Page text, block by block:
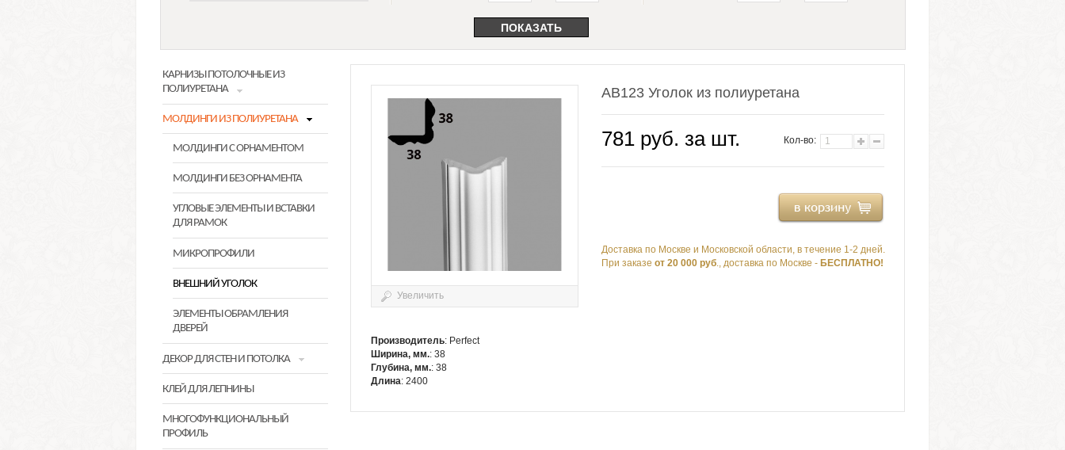
КАРНИЗЫ ПОТОЛОЧНЫЕ ИЗ
ПОЛИУРЕТАНА
МОЛДИНГИ ИЗ ПОЛИУРЕТАНА
МОЛДИНГИ С ОРНАМЕНТОМ
МОЛДИНГИ БЕЗ ОРНАМЕНТА
УГЛОВЫЕ ЭЛЕМЕНТЫ И ВСТАВКИ
ДЛЯ РАМОК
МИКРОПРОФИЛИ
ВНЕШНИЙ УГОЛОК
ЭЛЕМЕНТЫ ОБРАМЛЕНИЯ
ДВЕРЕЙ
ДЕКОР ДЛЯ СТЕН И ПОТОЛКА
КЛЕЙ ДЛЯ ЛЕПНИНЫ
МНОГОФУНКЦИОНАЛЬНЫЙ
ПРОФИЛЬ
Увеличить
AB123 Уголок из полиуретана
Кол-во:
781 руб. за шт.
Доставка по Москве и Московской области, в течение 1-2 дней.
При заказе от 20 000 руб., доставка по Москве - БЕСПЛАТНО!
Производитель: Perfect
Ширина, мм.: 38
Глубина, мм.: 38
Длина: 2400